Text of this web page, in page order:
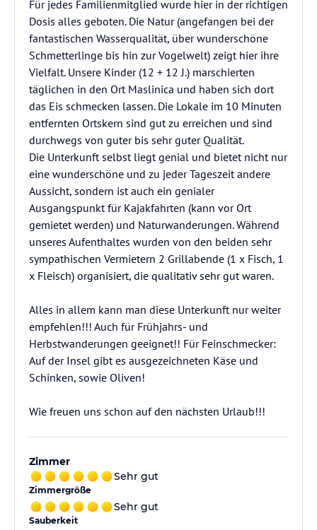
Für jedes Familienmitglied wurde hier in der richtigen
Dosis alles geboten. Die Natur (angefangen bei der
fantastischen Wasserqualität, über wunderschöne
Schmetterlinge bis hin zur Vogelwelt) zeigt hier ihre
Vielfalt. Unsere Kinder (12 + 12 J.) marschierten
täglichen in den Ort Maslinica und haben sich dort
das Eis schmecken lassen. Die Lokale im 10 Minuten
entfernten Ortskern sind gut zu erreichen und sind
durchwegs von guter bis sehr guter Qualität.
Die Unterkunft selbst liegt genial und bietet nicht nur
eine wunderschöne und zu jeder Tageszeit andere
Aussicht, sondern ist auch ein genialer
Ausgangspunkt für Kajakfahrten (kann vor Ort
gemietet werden) und Naturwanderungen. Während
unseres Aufenthaltes wurden von den beiden sehr
sympathischen Vermietern 2 Grillabende (1 x Fisch, 1
x Fleisch) organisiert, die qualitativ sehr gut waren.
Alles in allem kann man diese Unterkunft nur weiter
empfehlen!!! Auch für Frühjahrs- und
Herbstwanderungen geeignet!! Für Feinschmecker:
Auf der Insel gibt es ausgezeichneten Käse und
Schinken, sowie Oliven!
Wie freuen uns schon auf den nächsten Urlaub!!!
Zimmer
Sehr gut
Zimmergröße
Sehr gut
Sauberkeit